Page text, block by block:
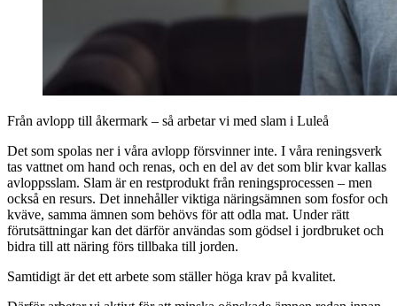
Från avlopp till åkermark – så arbetar vi med slam i Luleå
Det som spolas ner i våra avlopp försvinner inte. I våra reningsverk
tas vattnet om hand och renas, och en del av det som blir kvar kallas
avloppsslam. Slam är en restprodukt från reningsprocessen – men
också en resurs. Det innehåller viktiga näringsämnen som fosfor och
kväve, samma ämnen som behövs för att odla mat. Under rätt
förutsättningar kan det därför användas som gödsel i jordbruket och
bidra till att näring förs tillbaka till jorden.
Samtidigt är det ett arbete som ställer höga krav på kvalitet.